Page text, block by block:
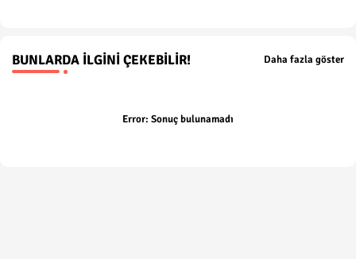
BUNLARDA İLGINI ÇEKEBILIR! Daha fazla göster
Error: Sonuç bulunamadı